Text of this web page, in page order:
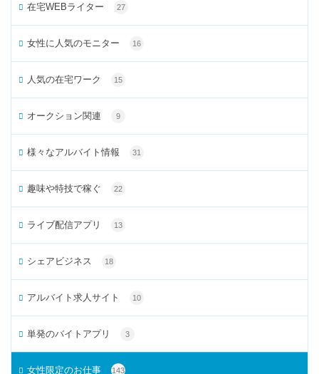
在宅WEBライター 27
女性に人気のモニター 16
人気の在宅ワーク 15
オークション関連 9
様々なアルバイト情報 31
趣味や特技で稼ぐ 22
ライブ配信アプリ 13
シェアビジネス 18
アルバイト求人サイト 10
単発のバイトアプリ 3
女性限定のお仕事 143